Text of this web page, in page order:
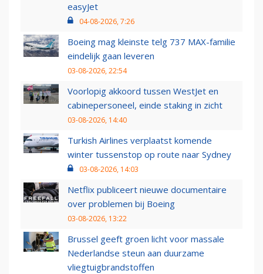
easyJet
04-08-2026, 7:26
Boeing mag kleinste telg 737 MAX-familie
eindelijk gaan leveren
03-08-2026, 22:54
Voorlopig akkoord tussen WestJet en
cabinepersoneel, einde staking in zicht
03-08-2026, 14:40
Turkish Airlines verplaatst komende
winter tussenstop op route naar Sydney
03-08-2026, 14:03
Netflix publiceert nieuwe documentaire
over problemen bij Boeing
03-08-2026, 13:22
Brussel geeft groen licht voor massale
Nederlandse steun aan duurzame
vliegtuigbrandstoffen